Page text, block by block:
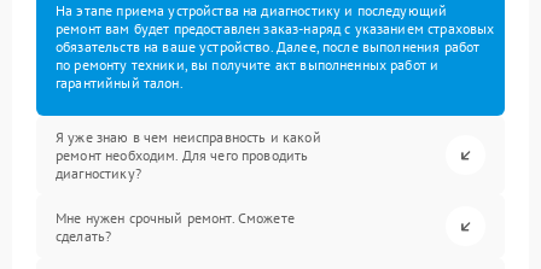
На этапе приема устройства на диагностику и последующий
ремонт вам будет предоставлен заказ-наряд с указанием страховых
обязательств на ваше устройство. Далее, после выполнения работ
по ремонту техники, вы получите акт выполненных работ и
гарантийный талон.
Я уже знаю в чем неисправность и какой
ремонт необходим. Для чего проводить
диагностику?
Мне нужен срочный ремонт. Сможете
сделать?